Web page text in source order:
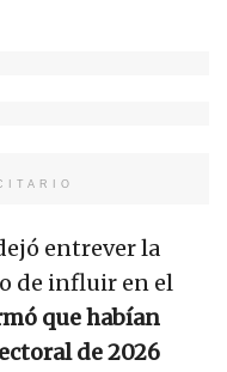
entrever la
de influir en el
que habían
de 2026